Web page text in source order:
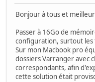
Bonjour à tous et
Passer à 16Go de
configuration, surtout les
Sur mon Macbook pro
dossiers Varranger avec
correspondants, afin
cette solution était